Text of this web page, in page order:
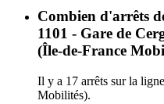
Combien d'arrêts
1101 - Gare de
(Île-de-France
Il y a 17 arrêts sur la
Mobilités).